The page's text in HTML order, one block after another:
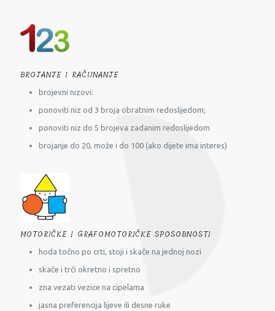
BROJANJE I RAČUNANJE
brojevni nizovi:
ponoviti niz od 3 broja obratnim redoslijedom;
ponoviti niz do 5 brojeva zadanim redoslijedom
brojanje do 20, može i do 100 (ako dijete ima interes)
MOTORIČKE I GRAFOMOTORIČKE SPOSOBNOSTI
hoda točno po crti, stoji i skače na jednoj nozi
skače i trči okretno i spretno
zna vezati vezice na cipelama
jasna preferencija lijeve ili desne ruke